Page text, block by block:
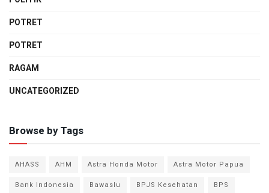
POTRET
POTRET
RAGAM
UNCATEGORIZED
Browse by Tags
AHASS AHM Astra Honda Motor
Astra Motor Papua
Bank Indonesia
Bawaslu BPJS Kesehatan
BPS